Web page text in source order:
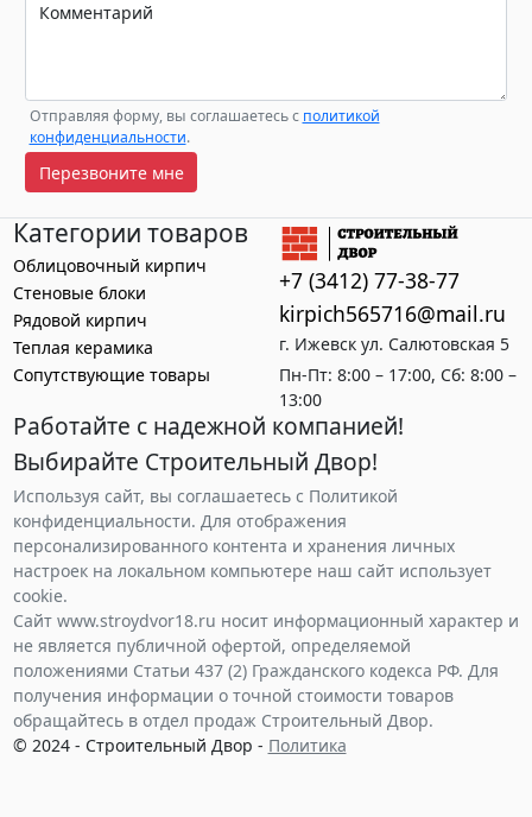
Комментарий
Отправляя форму, вы соглашаетесь с политикой
конфиденциальности.
Перезвоните мне
Работайте с надежной компанией!
Выбирайте Строительный Двор!
Используя сайт, вы соглашаетесь с Политикой
конфиденциальности. Для отображения
персонализированного контента и хранения личных
настроек на локальном компьютере наш сайт использует
cookie.
Сайт www.stroydvor18.ru носит информационный характер и
не является публичной офертой, определяемой
положениями Статьи 437 (2) Гражданского кодекса РФ. Для
получения информации о точной стоимости товаров
обращайтесь в отдел продаж Строительный Двор.
Категории товаров
Облицовочный кирпич
Стеновые блоки
Рядовой кирпич
Теплая керамика
Сопутствующие товары
+7 (3412) 77-38-77
kirpich565716@mail.ru
г. Ижевск ул. Салютовская 5
Пн-Пт: 8:00 – 17:00, Сб: 8:00 –
13:00
© 2024 - Строительный Двор - Политика